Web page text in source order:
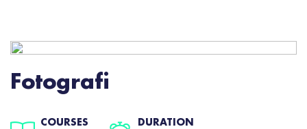
Fotografi
COURSES DURATION